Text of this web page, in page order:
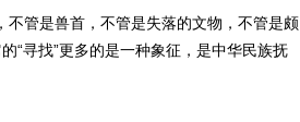
管是兽首，不管是失落的文物，不管是颇
“寻找”更多的是一种象征，是中华民族抚